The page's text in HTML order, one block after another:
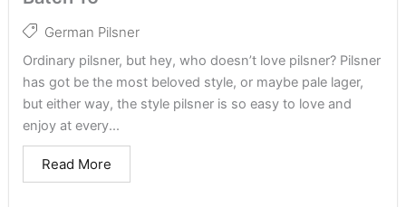
German Pilsner
Ordinary pilsner, but hey, who doesn’t love pilsner? Pilsner
has got be the most beloved style, or maybe pale lager,
but either way, the style pilsner is so easy to love and
enjoy at every...
Read More